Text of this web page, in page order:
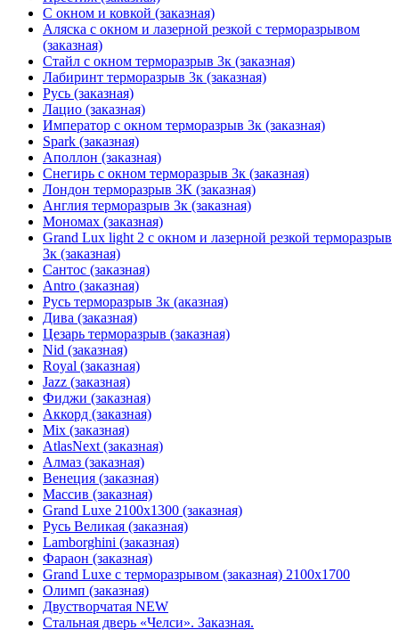
С окном и ковкой (заказная)
Аляска с окном и лазерной резкой с терморазрывом
(заказная)
Стайл с окном терморазрыв 3к (заказная)
Лабиринт терморазрыв 3к (заказная)
Русь (заказная)
Лацио (заказная)
Император с окном терморазрыв 3к (заказная)
Spark (заказная)
Аполлон (заказная)
Снегирь с окном терморазрыв 3к (заказная)
Лондон терморазрыв 3К (заказная)
Англия терморазрыв 3к (заказная)
Мономах (заказная)
Grand Lux light 2 с окном и лазерной резкой терморазрыв
3к (заказная)
Сантос (заказная)
Antro (заказная)
Русь терморазрыв 3к (аказная)
Дива (заказная)
Цезарь терморазрыв (заказная)
Nid (заказная)
Royal (заказная)
Jazz (заказная)
Фиджи (заказная)
Аккорд (заказная)
Mix (заказная)
AtlasNext (заказная)
Алмаз (заказная)
Венеция (заказная)
Массив (заказная)
Grand Luxe 2100х1300 (заказная)
Русь Великая (заказная)
Lamborghini (заказная)
Фараон (заказная)
Grand Luxe с терморазрывом (заказная) 2100х1700
Олимп (заказная)
Двустворчатая NEW
Стальная дверь «Челси». Заказная.